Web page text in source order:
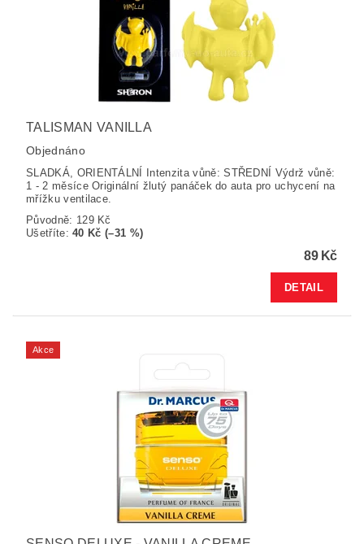
TALISMAN VANILLA
Objednáno
SLADKÁ, ORIENTÁLNÍ Intenzita vůně: STŘEDNÍ Výdrž vůně:
1 - 2 měsíce Originální žlutý panáček do auta pro uchycení na
mřížku ventilace.
Původně: 129 Kč
Ušetříte:40 Kč (–31 %)
89 Kč
DETAIL
Akce